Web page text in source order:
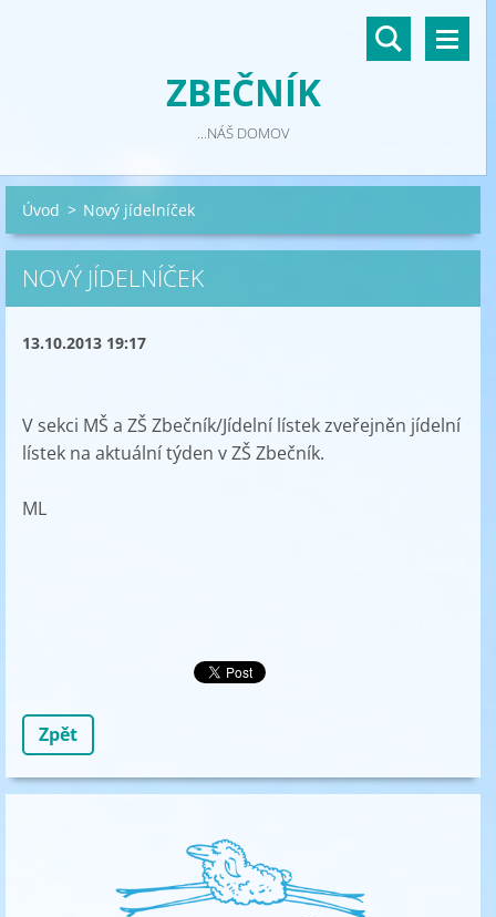
ZBEČNÍK
...NÁŠ DOMOV
Úvod > Nový jídelníček
NOVÝ JÍDELNÍČEK
13.10.2013 19:17
V sekci MŠ a ZŠ Zbečník/Jídelní lístek zveřejněn jídelní
lístek na aktuální týden v ZŠ Zbečník.
ML
Zpět